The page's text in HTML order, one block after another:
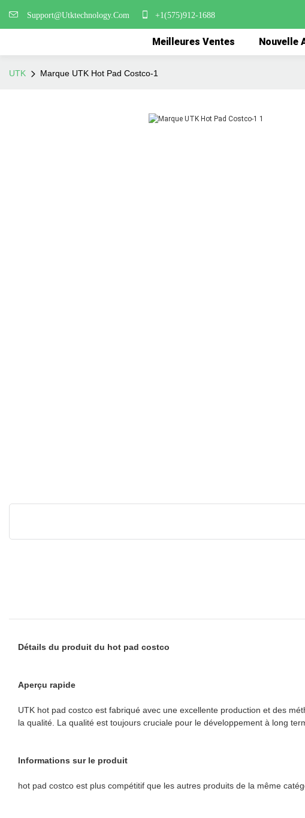
Support@Utktechnology.Com +1(575)912-1688
Meilleures Ventes Nouvelle
UTK Marque UTK Hot Pad Costco-1
Détails du produit du hot pad costco
Aperçu rapide
UTK hot pad costco est fabriqué avec une excellente production et des
la qualité. La qualité est toujours cruciale pour le développement à long
Informations sur le produit
hot pad costco est plus compétitif que les autres produits de la même